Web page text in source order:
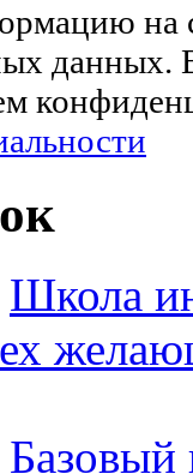
на
Школа
Базовый